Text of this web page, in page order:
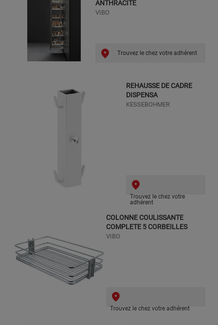
ANTHRACITE
VIBO
Trouvez le chez votre adhérent
REHAUSSE DE CADRE
DISPENSA
KESSEBOHMER
Trouvez le chez votre
adhérent
COLONNE COULISSANTE
COMPLETE 5 CORBEILLES
VIBO
Trouvez le chez votre adhérent